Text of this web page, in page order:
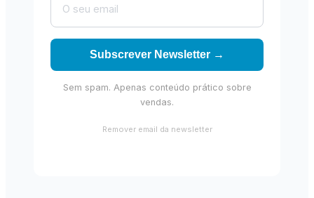
Subscrever Newsletter →
Sem spam. Apenas conteúdo prático sobre
vendas.
Remover email da newsletter